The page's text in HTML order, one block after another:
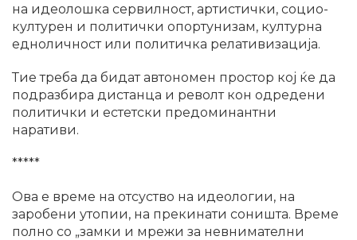
на идеолошка сервилност, артистички, социо-
културен и политички опортунизам, културна
едноличност или политичка релативизација.
Тие треба да бидат автономен простор кој ќе да
подразбира дистанца и револт кон одредени
политички и естетски предоминантни
наративи.
*****
Ова е време на отсуство на идеологии, на
заробени утопии, на прекинати соништа. Време
полно со „замки и мрежи за невнимателни